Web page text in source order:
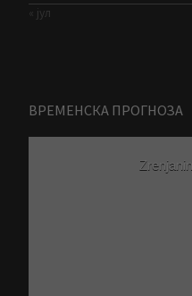
« јул
ВРЕМЕНСКА ПРОГНОЗА
Zrenjanin